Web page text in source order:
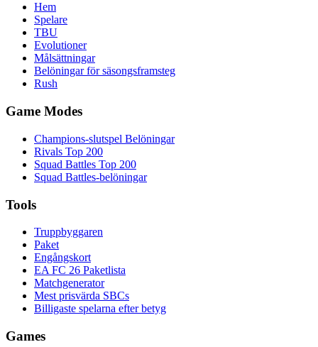
Hem
Spelare
TBU
Evolutioner
Målsättningar
Belöningar för säsongsframsteg
Rush
Game Modes
Champions-slutspel Belöningar
Rivals Top 200
Squad Battles Top 200
Squad Battles-belöningar
Tools
Truppbyggaren
Paket
Engångskort
EA FC 26 Paketlista
Matchgenerator
Mest prisvärda SBCs
Billigaste spelarna efter betyg
Games